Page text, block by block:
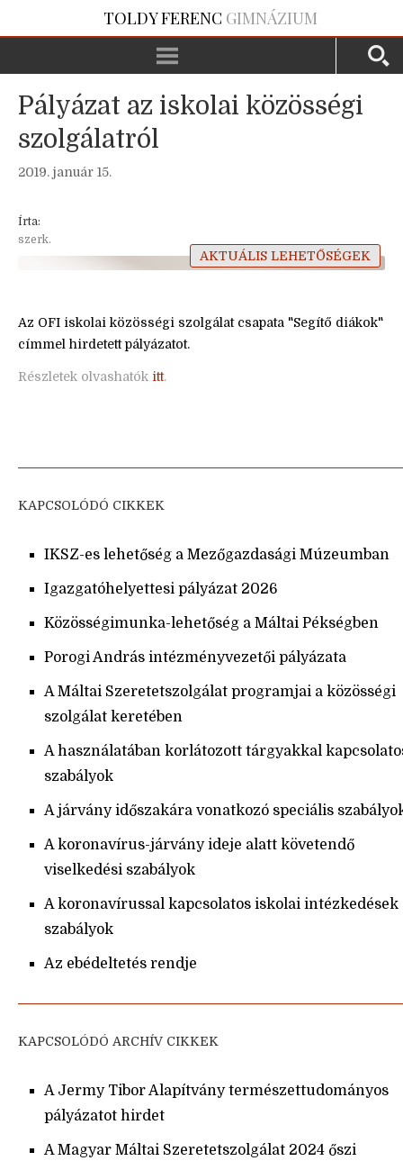
TOLDY FERENC GIMNÁZIUM
Pályázat az iskolai közösségi
szolgálatról
2019. január 15.
Írta:
szerk.
AKTUÁLIS LEHETŐSÉGEK
Az OFI iskolai közösségi szolgálat csapata "Segítő diákok"
címmel hirdetett pályázatot.
Részletek olvashatók itt.
KAPCSOLÓDÓ CIKKEK
IKSZ-es lehetőség a Mezőgazdasági Múzeumban
Igazgatóhelyettesi pályázat 2026
Közösségimunka-lehetőség a Máltai Pékségben
Porogi András intézményvezetői pályázata
A Máltai Szeretetszolgálat programjai a közösségi
szolgálat keretében
A használatában korlátozott tárgyakkal
szabályok
A járvány időszakára vonatkozó speciális
A koronavírus-járvány ideje alatt követendő
viselkedési szabályok
A koronavírussal kapcsolatos iskolai intézkedések
szabályok
Az ebédeltetés rendje
KAPCSOLÓDÓ ARCHÍV CIKKEK
A Jermy Tibor Alapítvány természettudományos
pályázatot hirdet
A Magyar Máltai Szeretetszolgálat 2024 őszi